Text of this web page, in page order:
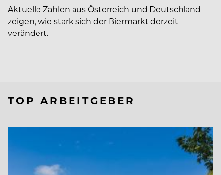
Aktuelle Zahlen aus Österreich und Deutschland
zeigen, wie stark sich der Biermarkt derzeit
verändert.
TOP ARBEITGEBER